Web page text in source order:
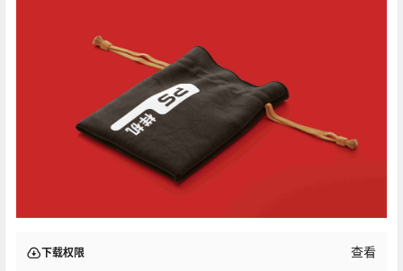
下载权限 查看